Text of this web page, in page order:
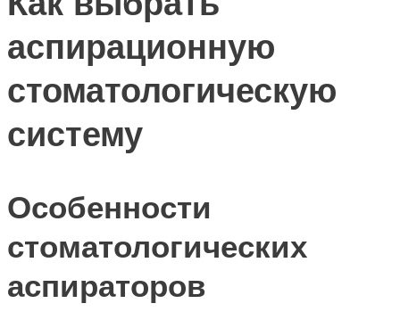
аспирационную
стоматологическую
систему
Особенности
стоматологических
аспираторов